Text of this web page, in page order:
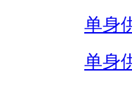
单身
单身